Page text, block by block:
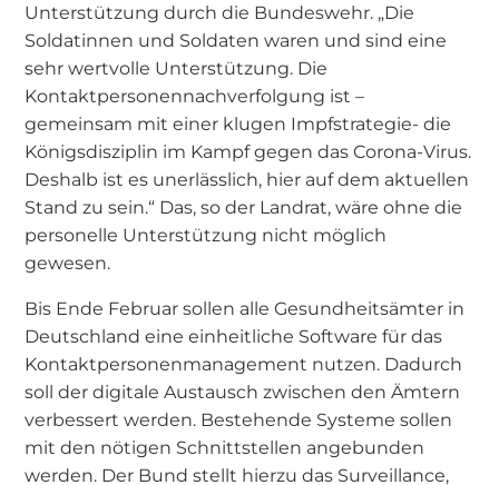
Unterstützung durch die Bundeswehr. „Die
Soldatinnen und Soldaten waren und sind eine
sehr wertvolle Unterstützung. Die
Kontaktpersonennachverfolgung ist –
gemeinsam mit einer klugen Impfstrategie- die
Königsdisziplin im Kampf gegen das Corona-Virus.
Deshalb ist es unerlässlich, hier auf dem aktuellen
Stand zu sein.“ Das, so der Landrat, wäre ohne die
personelle Unterstützung nicht möglich
gewesen.
Bis Ende Februar sollen alle Gesundheitsämter in
Deutschland eine einheitliche Software für das
Kontaktpersonenmanagement nutzen. Dadurch
soll der digitale Austausch zwischen den Ämtern
verbessert werden. Bestehende Systeme sollen
mit den nötigen Schnittstellen angebunden
werden. Der Bund stellt hierzu das Surveillance,